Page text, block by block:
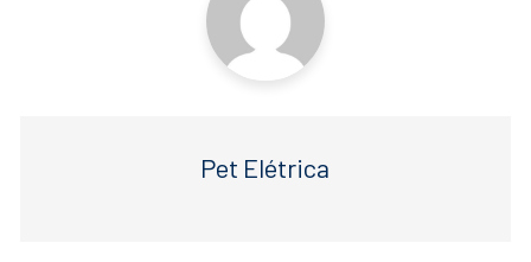
Pet Elétrica